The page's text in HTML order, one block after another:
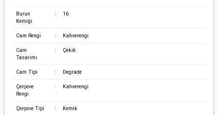
Burun
Kemiği
: 16
Cam Rengi : Kahverengi
Cam
Tasarımı
: Çekik
Cam Tipi : Degrade
Çerçeve
Rengi
: Kahverengi
Çerçeve Tipi : Kemik